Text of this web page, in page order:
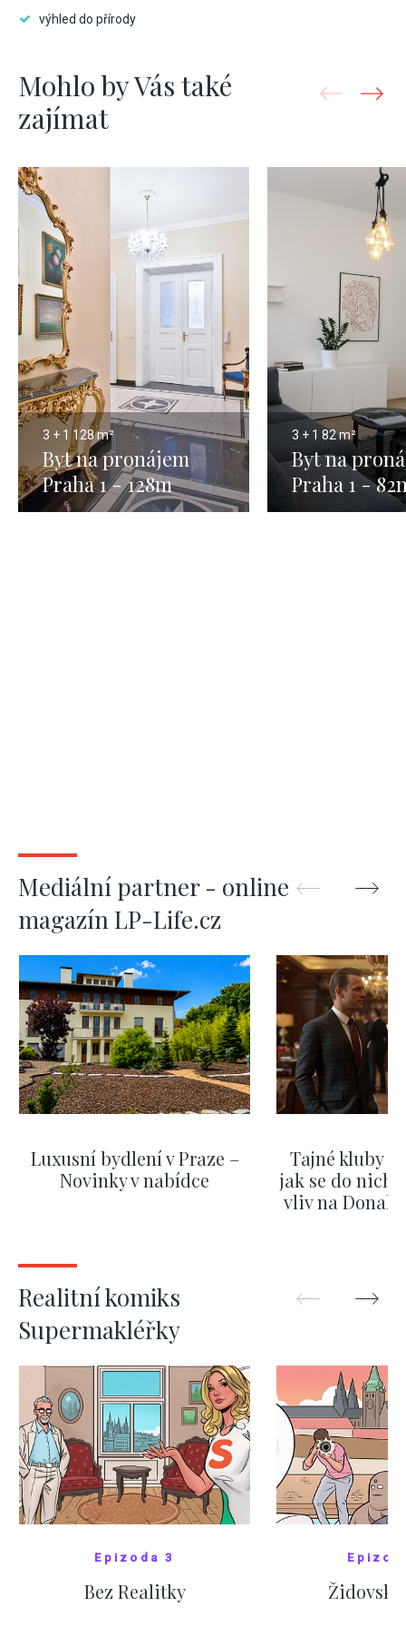
výhled do přírody
Mohlo by Vás také
zajímat
3 + 1128 m²
Byt na pronájem
Praha 1 - 128m
3 + 1 82 m²
Byt na
Praha 1 -
Mediální partner - online
magazín LP-Life.cz
Luxusní bydlení v Praze –
Novinky v nabídce
Tajné kluby
jak se do nich
vliv na
Realitní komiks
Supermakléřky
Epizoda 3
Bez Realitky